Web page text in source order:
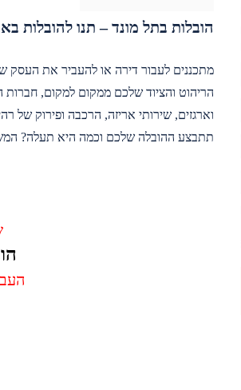
הובלות בתל מונד – תנו
מתכננים לעבור דירה או להעביר את
הריהוט והציוד שלכם ממקום למקום,
וארגזים, שירותי אריזה, הרכבה ופירוק של
תתבצע ההובלה שלכם וכמה היא תעלה?